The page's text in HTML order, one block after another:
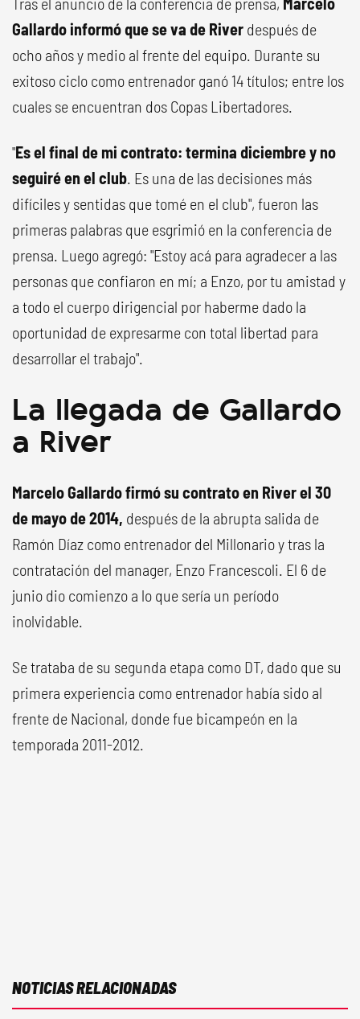
Gallardo informó que se va de River después de
ocho años y medio al frente del equipo. Durante su
exitoso ciclo como entrenador ganó 14 títulos; entre los
cuales se encuentran dos Copas Libertadores.
"Es el final de mi contrato: termina diciembre y no
seguiré en el club. Es una de las decisiones más
difíciles y sentidas que tomé en el club", fueron las
primeras palabras que esgrimió en la conferencia de
prensa. Luego agregó: "Estoy acá para agradecer a las
personas que confiaron en mí; a Enzo, por tu amistad y
a todo el cuerpo dirigencial por haberme dado la
oportunidad de expresarme con total libertad para
desarrollar el trabajo".
La llegada de Gallardo
a River
Marcelo Gallardo firmó su contrato en River el 30
de mayo de 2014, después de la abrupta salida de
Ramón Díaz como entrenador del Millonario y tras la
contratación del manager, Enzo Francescoli. El 6 de
junio dio comienzo a lo que sería un período
inolvidable.
Se trataba de su segunda etapa como DT, dado que su
primera experiencia como entrenador había sido al
frente de Nacional, donde fue bicampeón en la
temporada 2011-2012.
NOTICIAS RELACIONADAS